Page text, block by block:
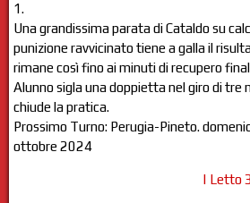
1.
Una grandissima parata di Cataldo su
punizione ravvicinato tiene a galla il
rimane così fino ai minuti di recupero
Alunno sigla una doppietta nel giro di tre
chiude la pratica.
Prossimo Turno: Perugia-Pineto.
ottobre 2024
| Letto